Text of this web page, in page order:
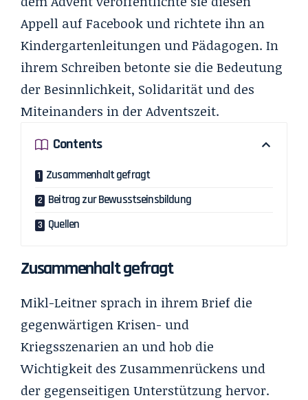
Appell auf Facebook und richtete ihn an
Kindergartenleitungen und Pädagogen. In
ihrem Schreiben betonte sie die Bedeutung
der Besinnlichkeit, Solidarität und des
Miteinanders in der Adventszeit.
Contents
Zusammenhalt gefragt
Beitrag zur Bewusstseinsbildung
Quellen
Zusammenhalt gefragt
Mikl-Leitner sprach in ihrem Brief die
gegenwärtigen Krisen- und
Kriegsszenarien an und hob die
Wichtigkeit des Zusammenrückens und
der gegenseitigen Unterstützung hervor.